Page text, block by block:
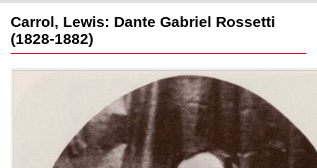
Carrol, Lewis: Dante Gabriel Rossetti
(1828-1882)